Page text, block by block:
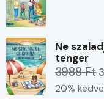
Ne
tenger
3988 Ft
20%